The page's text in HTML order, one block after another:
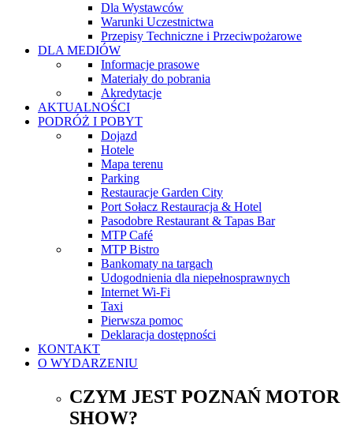
Dla Wystawców
Warunki Uczestnictwa
Przepisy Techniczne i Przeciwpożarowe
DLA MEDIÓW
Informacje prasowe
Materiały do pobrania
Akredytacje
AKTUALNOŚCI
PODRÓŻ I POBYT
Dojazd
Hotele
Mapa terenu
Parking
Restauracje Garden City
Port Sołacz Restauracja & Hotel
Pasodobre Restaurant & Tapas Bar
MTP Café
MTP Bistro
Bankomaty na targach
Udogodnienia dla niepełnosprawnych
Internet Wi-Fi
Taxi
Pierwsza pomoc
Deklaracja dostępności
KONTAKT
O WYDARZENIU
CZYM JEST POZNAŃ MOTOR
SHOW?